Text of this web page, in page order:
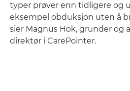
typer prøver enn tidligere og
eksempel obduksjon uten å
sier Magnus Hök, gründer og
direktør i CarePointer.